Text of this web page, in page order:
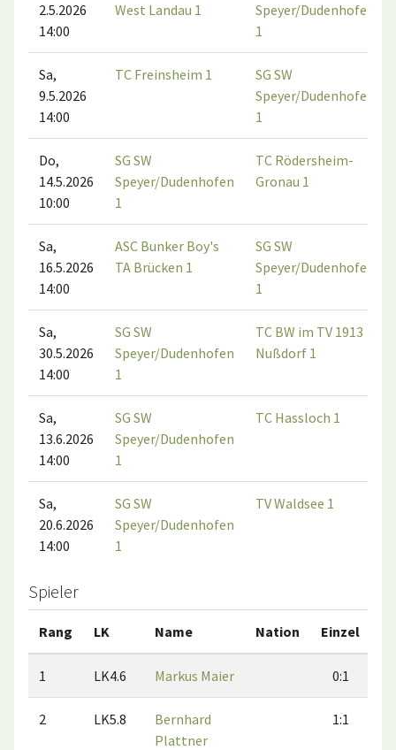
2.5.2026
14:00
West Landau 1
Speyer/Dudenhofen
1
Sa,
9.5.2026
14:00
TC Freinsheim 1
SG SW
Speyer/Dudenhofen
1
Do,
14.5.2026
10:00
SG SW
Speyer/Dudenhofen
1
TC Rödersheim-
Gronau 1
Sa,
16.5.2026
14:00
ASC Bunker Boy's
TA Brücken 1
SG SW
Speyer/Dudenhofen
1
Sa,
30.5.2026
14:00
SG SW
Speyer/Dudenhofen
1
TC BW im TV 1913
Nußdorf 1
Sa,
13.6.2026
14:00
SG SW
Speyer/Dudenhofen
1
TC Hassloch 1
Sa,
20.6.2026
14:00
SG SW
Speyer/Dudenhofen
1
TV Waldsee 1
Spieler
Rang LK Name Nation Einzel
1 LK4.6 Markus Maier 0:1
2 LK5.8
Bernhard
Plattner
1:1